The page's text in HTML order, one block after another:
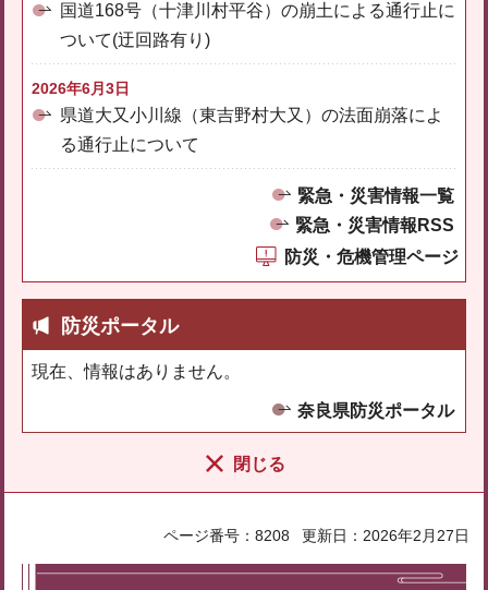
国道168号（十津川村平谷）の崩土による通行止に
ついて(迂回路有り)
2026年6月3日
県道大又小川線（東吉野村大又）の法面崩落によ
る通行止について
緊急・災害情報一覧
緊急・災害情報RSS
防災・危機管理ページ
防災ポータル
現在、情報はありません。
奈良県防災ポータル
閉じる
ページ番号：8208 更新日：2026年2月27日